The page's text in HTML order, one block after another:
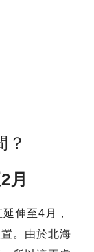
？
月
伸至4月，
。由於北海